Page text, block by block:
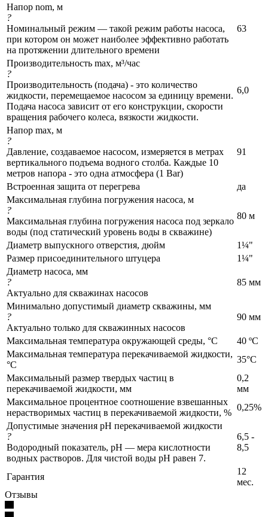
Напор nom, м
?
Номинальный режим — такой режим работы насоса,
при котором он может наиболее эффективно работать
на протяжении длительного времени
63
Производительность max, м³/час
?
Производительность (подача) - это количество
жидкости, перемещаемое насосом за единицу времени.
Подача насоса зависит от его конструкции, скорости
вращения рабочего колеса, вязкости жидкости.
6,0
Напор max, м
?
Давление, создаваемое насосом, измеряется в метрах
вертикального подъема водного столба. Каждые 10
метров напора - это одна атмосфера (1 Bar)
91
Встроенная защита от перегрева
да
Максимальная глубина погружения насоса, м
?
Максимальная глубина погружения насоса под зеркало
воды (под статический уровень воды в скважине)
80 м
Диаметр выпускного отверстия, дюйм
1¼"
Размер присоединительного штуцера
1¼"
Диаметр насоса, мм
?
Актуально для скважинах насосов
85 мм
Минимально допустимый диаметр скважины, мм
?
Актуально только для скважинных насосов
90 мм
Максимальная температура окружающей среды, °C
40 ºС
Максимальная температура перекачиваемой жидкости,
°C
35°С
Максимальный размер твердых частиц в
перекачиваемой жидкости, мм
0,2
мм
Максимальное процентное соотношение взвешанных
нерастворимых частиц в перекачиваемой жидкости, %
0,25%
Допустимые значения pH перекачиваемой жидкости
?
Водородный показатель, pH — мера кислотности
водных растворов. Для чистой воды pH равен 7.
6,5 -
8,5
Гарантия
12
мес.
Отзывы